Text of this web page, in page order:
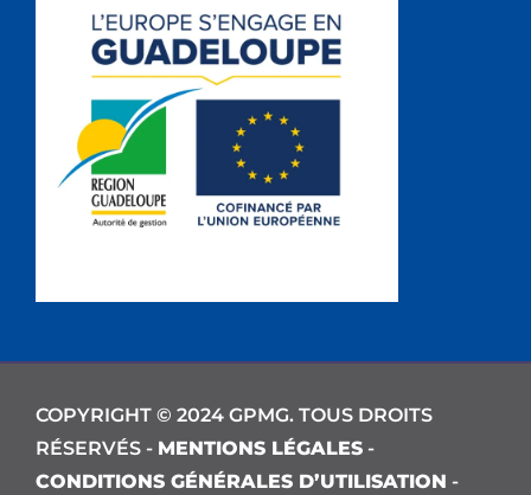
COPYRIGHT © 2024 GPMG. TOUS DROITS
RÉSERVÉS - MENTIONS LÉGALES -
CONDITIONS GÉNÉRALES D’UTILISATION -